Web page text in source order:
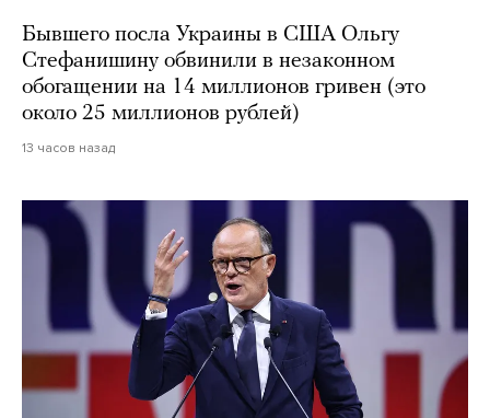
Бывшего посла Украины в США Ольгу
Стефанишину обвинили в незаконном
обогащении на 14 миллионов гривен (это
около 25 миллионов рублей)
13 часов назад